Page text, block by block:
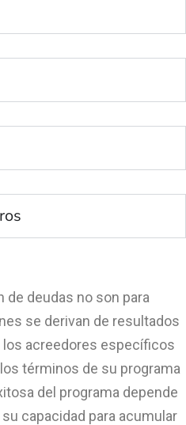
deudas no son para
se derivan de resultados
acreedores específicos
términos de su programa
del programa depende
capacidad para acumular